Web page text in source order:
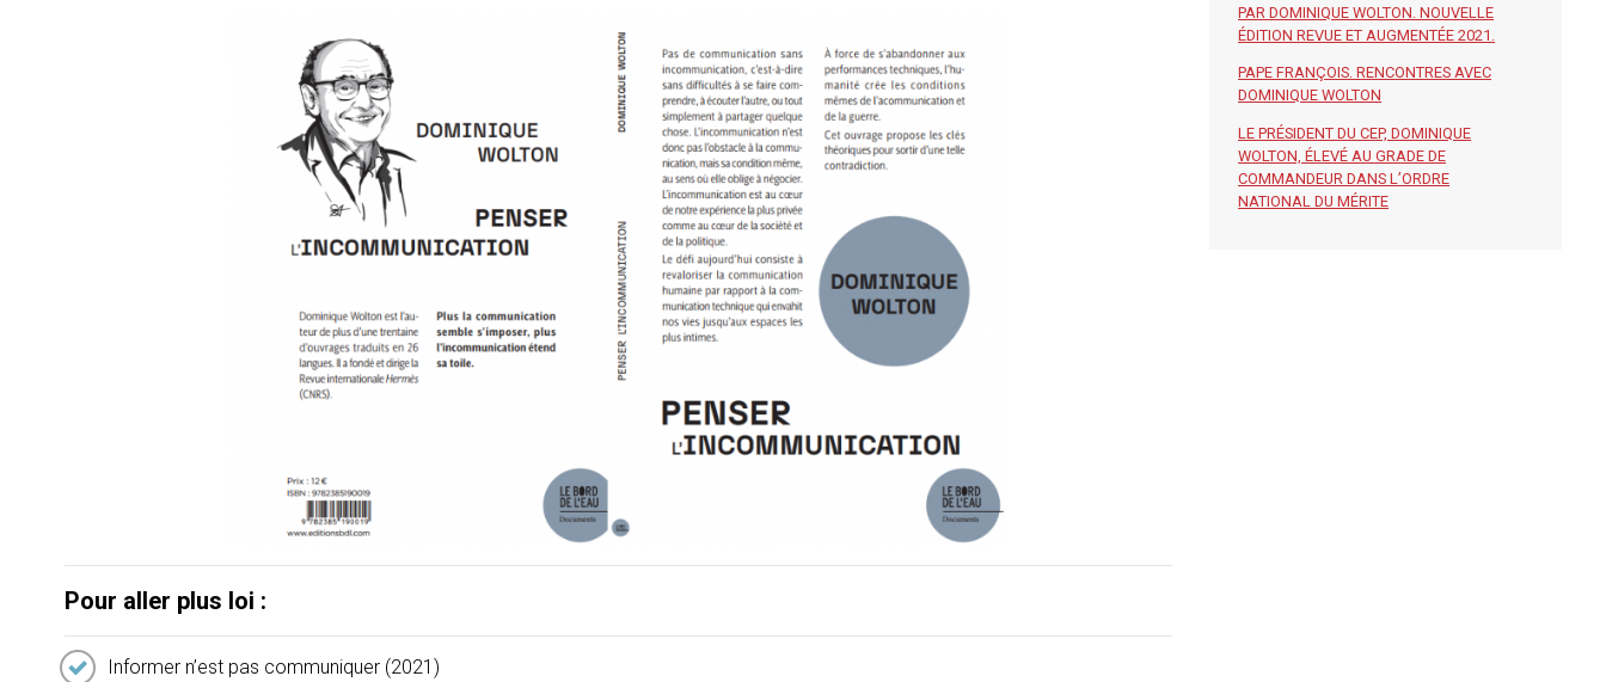
Pour aller plus loi :
Informer n’est pas communiquer (2021)
PAR DOMINIQUE WOLTON. NOUVELLE
ÉDITION REVUE ET AUGMENTÉE 2021.
PAPE FRANÇOIS. RENCONTRES AVEC
DOMINIQUE WOLTON
LE PRÉSIDENT DU CEP, DOMINIQUE
WOLTON, ÉLEVÉ AU GRADE DE
COMMANDEUR DANS L’ORDRE
NATIONAL DU MÉRITE